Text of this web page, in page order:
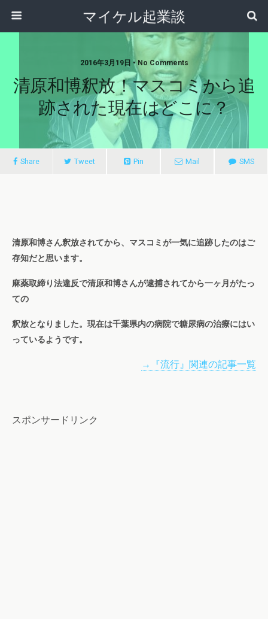
マイケル起業談
2016年3月19日 • No Comments
清原和博釈放！マスコミから追
跡された現在はどこに？
Share Tweet Pin Mail SMS
清原和博さん釈放されてから、マスコミが一気に追跡したのはご
存知だと思います。
麻薬取締り法違反で清原和博さんが逮捕されてから一ヶ月がたっ
ての
釈放となりました。現在は千葉県内の病院で糖尿病の治療にはい
っているようです。
→『流行』関連の記事一覧
スポンサードリンク